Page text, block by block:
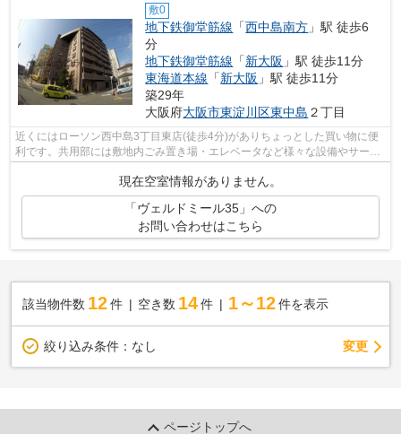
敷0
地下鉄御堂筋線 「西中島南方 」駅 徒歩6
分
地下鉄御堂筋線 「新大阪 」駅 徒歩11分
東海道本線 「新大阪 」駅 徒歩11分
築29年
大阪府大阪市東淀川区東中島 ２丁目
近くにはローソン西中島3丁目東店(徒歩4分)がありちょっとした買い物に便
利です。共用部には敷地内ごみ置き場・エレベータなど様々な設備やサービ
現在空室情報がありません。
「ヴェルドミール35」への
お問い合わせはこちら
該当物件数 12件 空き数 14 件 1～12 件を表示
絞り込み条件： なし 変更
ページトップへ